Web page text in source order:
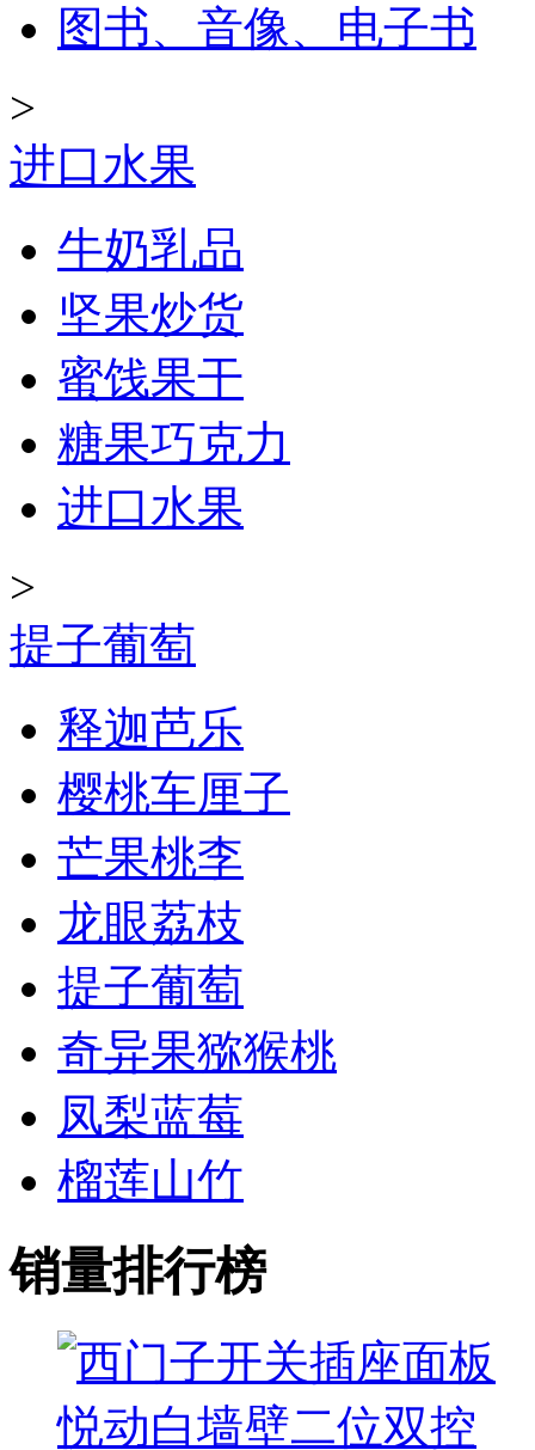
图书、音像、电子书
>
进口水果
牛奶乳品
坚果炒货
蜜饯果干
糖果巧克力
进口水果
>
提子葡萄
释迦芭乐
樱桃车厘子
芒果桃李
龙眼荔枝
提子葡萄
奇异果猕猴桃
凤梨蓝莓
榴莲山竹
销量排行榜